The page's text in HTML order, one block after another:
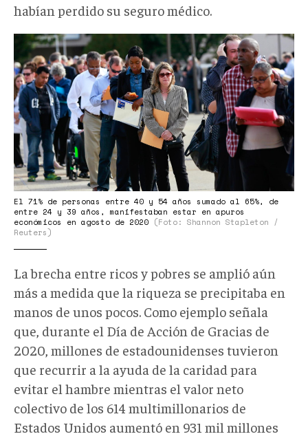
habían perdido su seguro médico.
fracasocovid003.jpeg
El 71% de personas entre 40 y 54 años sumado al 65%, de
entre 24 y 39 años, manifestaban estar en apuros
económicos en agosto de 2020 (Foto: Shannon Stapleton /
Reuters)
La brecha entre ricos y pobres se amplió aún
más a medida que la riqueza se precipitaba en
manos de unos pocos. Como ejemplo señala
que, durante el Día de Acción de Gracias de
2020, millones de estadounidenses tuvieron
que recurrir a la ayuda de la caridad para
evitar el hambre mientras el valor neto
colectivo de los 614 multimillonarios de
Estados Unidos aumentó en 931 mil millones